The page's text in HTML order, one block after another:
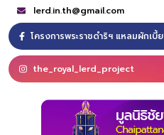
lerd.in.th@gmail.com
โครงการพระราชดำริฯ แหลมผักเบี้ย
the_royal_lerd_project